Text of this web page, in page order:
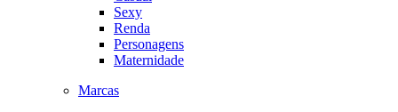
Sexy
Renda
Personagens
Maternidade
Marcas